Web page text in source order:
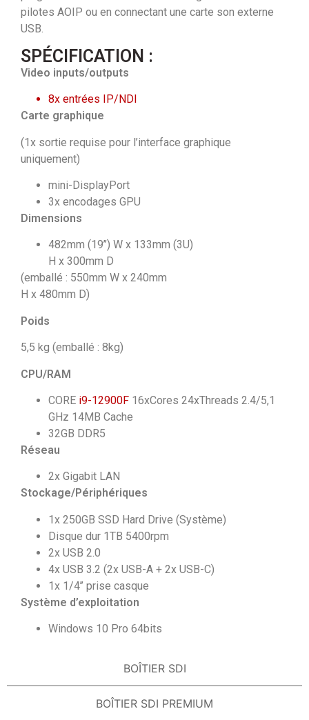
BOÎTIER SDI
BOÎTIER SDI PREMIUM
pilotes AOIP ou en connectant une carte son externe
USB.
SPÉCIFICATION :
Video inputs/outputs
8x entrées IP/NDI
Carte graphique
(1x sortie requise pour l’interface graphique
uniquement)
mini-DisplayPort
3x encodages GPU
Dimensions
482mm (19’’) W x 133mm (3U)
H x 300mm D
(emballé : 550mm W x 240mm
H x 480mm D)
Poids
5,5 kg (emballé : 8kg)
CPU/RAM
CORE i9-12900F 16xCores 24xThreads 2.4/5,1
GHz 14MB Cache
32GB DDR5
Réseau
2x Gigabit LAN
Stockage/Périphériques
1x 250GB SSD Hard Drive (Système)
Disque dur 1TB 5400rpm
2x USB 2.0
4x USB 3.2 (2x USB-A + 2x USB-C)
1x 1/4’’ prise casque
Système d’exploitation
Windows 10 Pro 64bits